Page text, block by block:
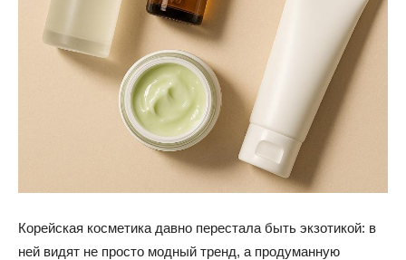
Корейская косметика давно перестала быть экзотикой: в
ней видят не просто модный тренд, а продуманную